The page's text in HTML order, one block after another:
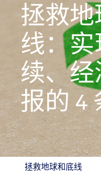
拯救
线：
续、
报的 4
拯救地球和底线